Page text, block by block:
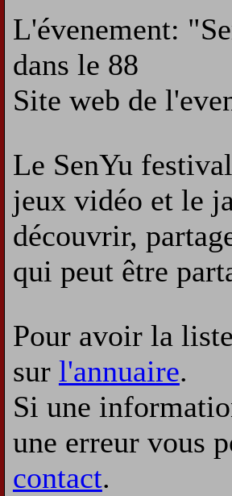
L'évenement:
dans le 88
Site web de
Le SenYu
jeux vidéo et le
découvrir,
qui peut être
Pour avoir la
sur l'annuaire.
Si une
une erreur vous
contact.